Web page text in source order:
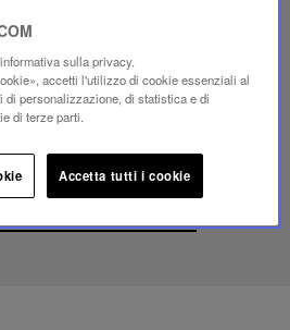
Riproduci
video
Video
YouTube,
lampada
portatile
Folia
sulla privacy.
accetti l'utilizzo di cookie essenziali al
di personalizzazione, di statistica e di
di terze parti.
Accetta tutti i cookie